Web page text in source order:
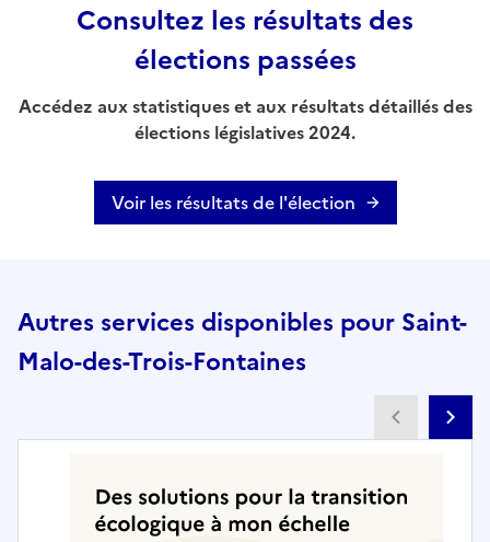
Consultez les résultats des
élections passées
Accédez aux statistiques et aux résultats détaillés des
élections législatives 2024.
Voir les résultats de l'élection
Autres services disponibles pour Saint-
Malo-des-Trois-Fontaines